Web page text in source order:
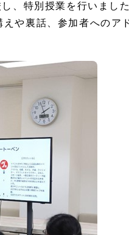
、特別授業を行いました
や裏話、参加者へのア